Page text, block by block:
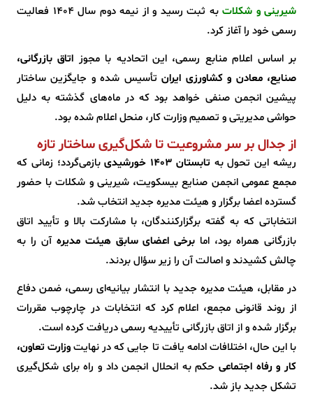
شیرینی و شکلات
به ثبت رسید و از نیمه دوم سال ۱۴۰۴ فعالیت
رسمی خود را آغاز کرد.
بر اساس اعلام منابع رسمی، این اتحادیه با مجوز اتاق بازرگانی،
صنایع، معادن و کشاورزی ایرانتأسیس شده و جایگزین ساختار
پیشین انجمن صنفی خواهد بود که در ماه‌های گذشته به دلیل
حواشی مدیریتی و تصمیم وزارت کار، منحل اعلام شده بود.
از جدال بر سر مشروعیت تا شکل‌گیری ساختار تازه
ریشه این تحول بهتابستان ۱۴۰۳ خورشیدی
بازمی‌گردد؛ زمانی که
مجمع عمومی انجمن صنایع بیسکویت، شیرینی و شکلات با حضور
گسترده اعضا برگزار و هیئت مدیره جدید انتخاب شد.
انتخاباتی که به گفته برگزارکنندگان، با مشارکت بالا و تأیید اتاق
بازرگانی همراه بود، اما برخی اعضای سابق هیئت مدیره آن را به
چالش کشیدند و اصالت آن را زیر سؤال بردند.
در مقابل، هیئت مدیره جدید با انتشار بیانیه‌ای رسمی، ضمن دفاع
از روند قانونی مجمع، اعلام کرد که انتخابات در چارچوب مقررات
برگزار شده و از اتاق بازرگانی تأییدیه رسمی دریافت کرده است.
با این حال، اختلافات ادامه یافت تا جایی که در نهایتوزارت تعاون،
کار و رفاه اجتماعی حکم به انحلال انجمن داد و راه برای شکل‌گیری
تشکل جدید باز شد.